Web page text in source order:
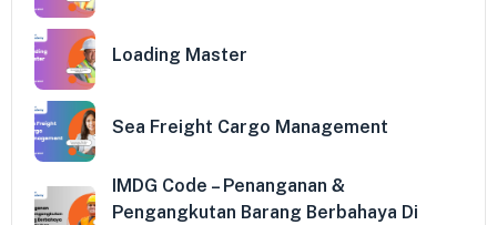
Loading Master
Sea Freight Cargo Management
IMDG Code – Penanganan &
Pengangkutan Barang Berbahaya Di